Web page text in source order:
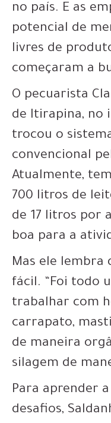
no país. E as
potencial de
livres de
começaram a
O pecuarista
de Itirapina, no
trocou o
convencional
Atualmente,
700 litros de
de 17 litros por
boa para a
Mas ele lembra
fácil. “Foi todo
trabalhar com
carrapato,
de maneira
silagem de
Para aprender
desafios,